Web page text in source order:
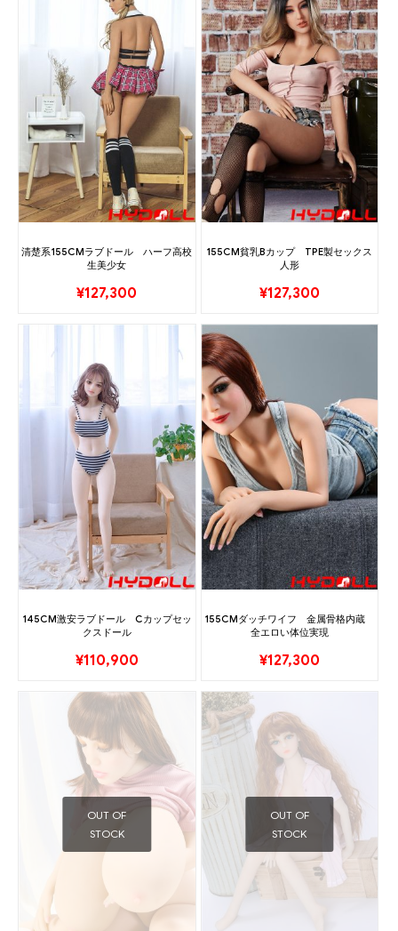
清楚系155CMラブドール ハーフ高校
生美少女
¥127,300
155CM貧乳Bカップ TPE製セックス
人形
¥127,300
145CM激安ラブドール Cカップセッ
クスドール
¥110,900
155CMダッチワイフ 金属骨格内蔵
全エロい体位実現
¥127,300
OUT OF
STOCK
OUT OF
STOCK